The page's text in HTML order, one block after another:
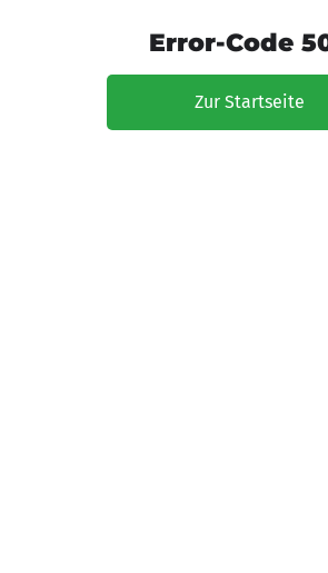
Error-Code
Zur Startseite